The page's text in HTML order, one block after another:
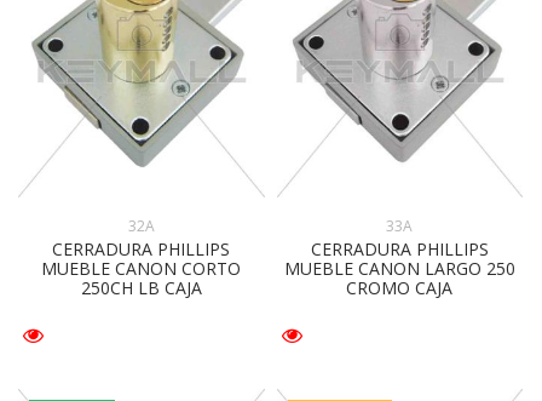
32A
CERRADURA PHILLIPS
MUEBLE CANON CORTO
250CH LB CAJA
33A
CERRADURA PHILLIPS
MUEBLE CANON LARGO 250
CROMO CAJA